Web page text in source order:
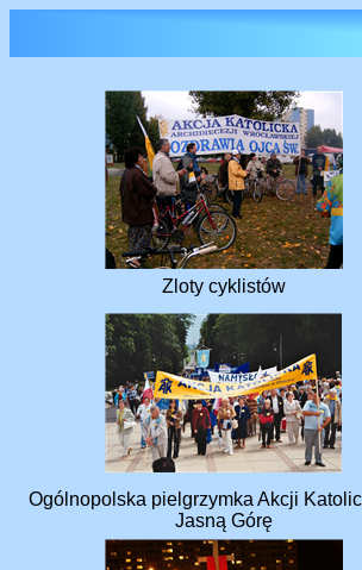
Zloty cyklistów
Ogólnopolska pielgrzymka Akcji
Jasną Górę